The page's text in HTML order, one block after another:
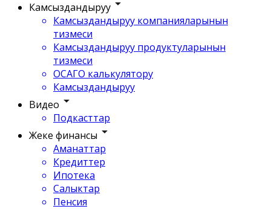
Камсыздандыруу
Камсыздандыруу компанияларынын
тизмеси
Камсыздандыруу продуктуларынын
тизмеси
ОСАГО калькулятору
Камсыздандыруу
Видео
Подкасттар
Жеке финансы
Аманаттар
Кредиттер
Ипотека
Салыктар
Пенсия